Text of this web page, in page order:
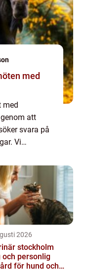
med
att
svara på
Vi
vår sida.
2026
stockholm
och personlig
för hund och